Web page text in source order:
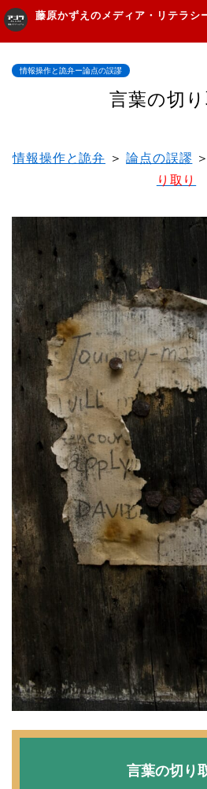
藤原かずえのメディア・リテラシ
情報操作と詭弁ー論点の誤謬
言葉の切り
情報操作と詭弁 ＞論点の誤謬 ＞
り取り
言葉の切り